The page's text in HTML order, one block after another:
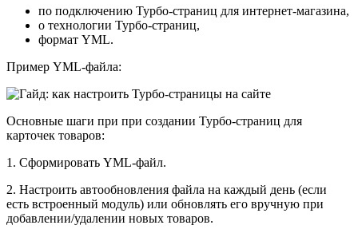
по подключению Турбо-страниц для интернет-магазина,
о технологии Турбо-страниц,
формат YML.
Пример YML-файла:
Основные шаги при при создании Турбо-страниц для
карточек товаров:
1. Сформировать YML-файл.
2. Настроить автообновления файла на каждый день (если
есть встроенный модуль) или обновлять его вручную при
добавлении/удалении новых товаров.